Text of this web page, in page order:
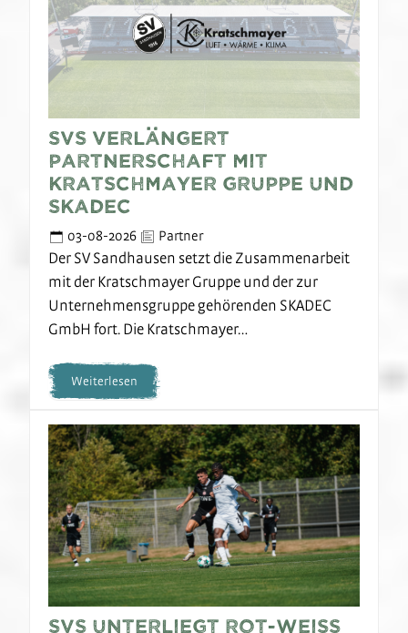
SVS verlängert
Partnerschaft mit
Kratschmayer Gruppe und
SKADEC
03-08-2026 Partner
Der SV Sandhausen setzt die Zusammenarbeit
mit der Kratschmayer Gruppe und der zur
Unternehmensgruppe gehörenden SKADEC
GmbH fort. Die Kratschmayer…
Weiterlesen
SVS unterliegt Rot-Weiss